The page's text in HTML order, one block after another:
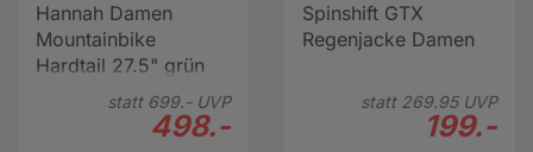
Hannah Damen
Mountainbike
Hardtail 27.5" grün
statt 699.-UVP
498.-
Spinshift GTX
Regenjacke Damen
statt 269.95UVP
199.-